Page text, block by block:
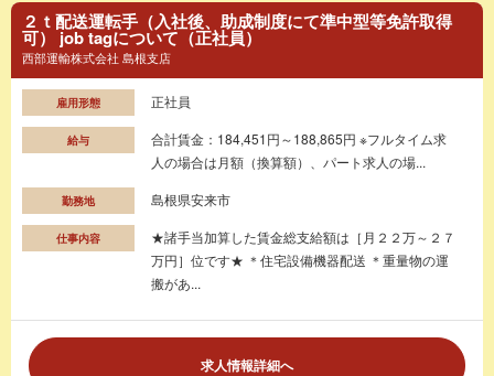
２ｔ配送運転手（入社後、助成制度にて準中型等免許取得
可） job tagについて（正社員）
西部運輸株式会社 島根支店
雇用形態 正社員
給与
合計賃金：184,451円～188,865円 ※フルタイム求
人の場合は月額（換算額）、パート求人の場...
勤務地 島根県安来市
仕事内容
★諸手当加算した賃金総支給額は［月２２万～２７
万円］位です★ ＊住宅設備機器配送 ＊重量物の運
搬があ...
求人情報詳細へ